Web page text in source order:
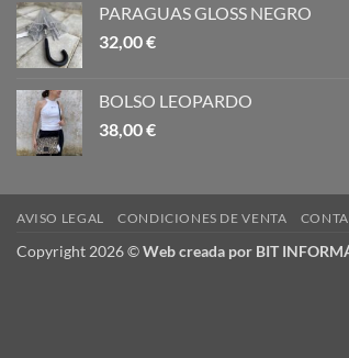
PARAGUAS GLOSS NEGRO
32,00€
BOLSO LEOPARDO
38,00€
AVISO LEGAL CONDICIONES DE VENTA
Copyright 2026 ©Web creada por BIT